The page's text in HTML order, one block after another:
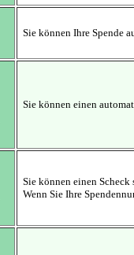
Sie können Ihre Spende
Sie können einen
Sie können einen
Wenn Sie Ihre